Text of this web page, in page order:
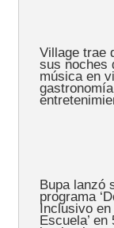
Village trae
sus noches
música en
Bupa lanzó
programa
Inclusivo en
Escuela’ en